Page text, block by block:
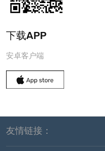
下载APP
安卓客户端
友情链接：